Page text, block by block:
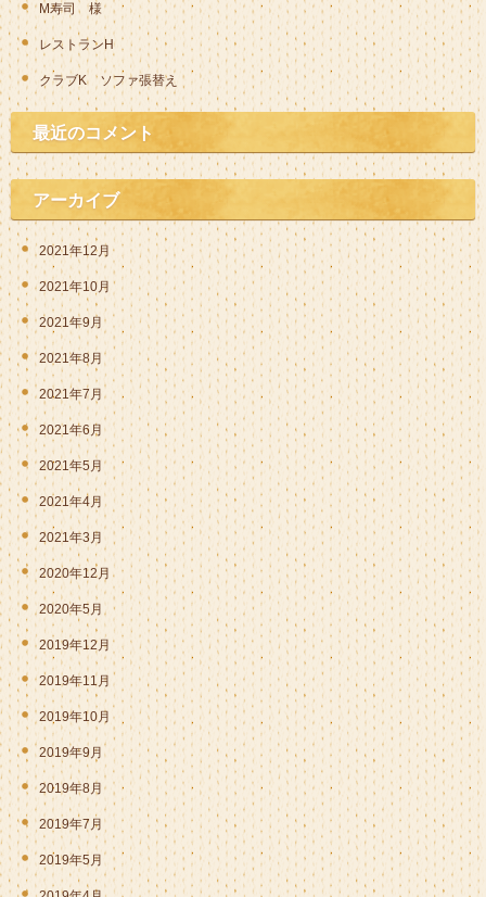
M寿司 様
レストランH
クラブK ソファ張替え
最近のコメント
アーカイブ
2021年12月
2021年10月
2021年9月
2021年8月
2021年7月
2021年6月
2021年5月
2021年4月
2021年3月
2020年12月
2020年5月
2019年12月
2019年11月
2019年10月
2019年9月
2019年8月
2019年7月
2019年5月